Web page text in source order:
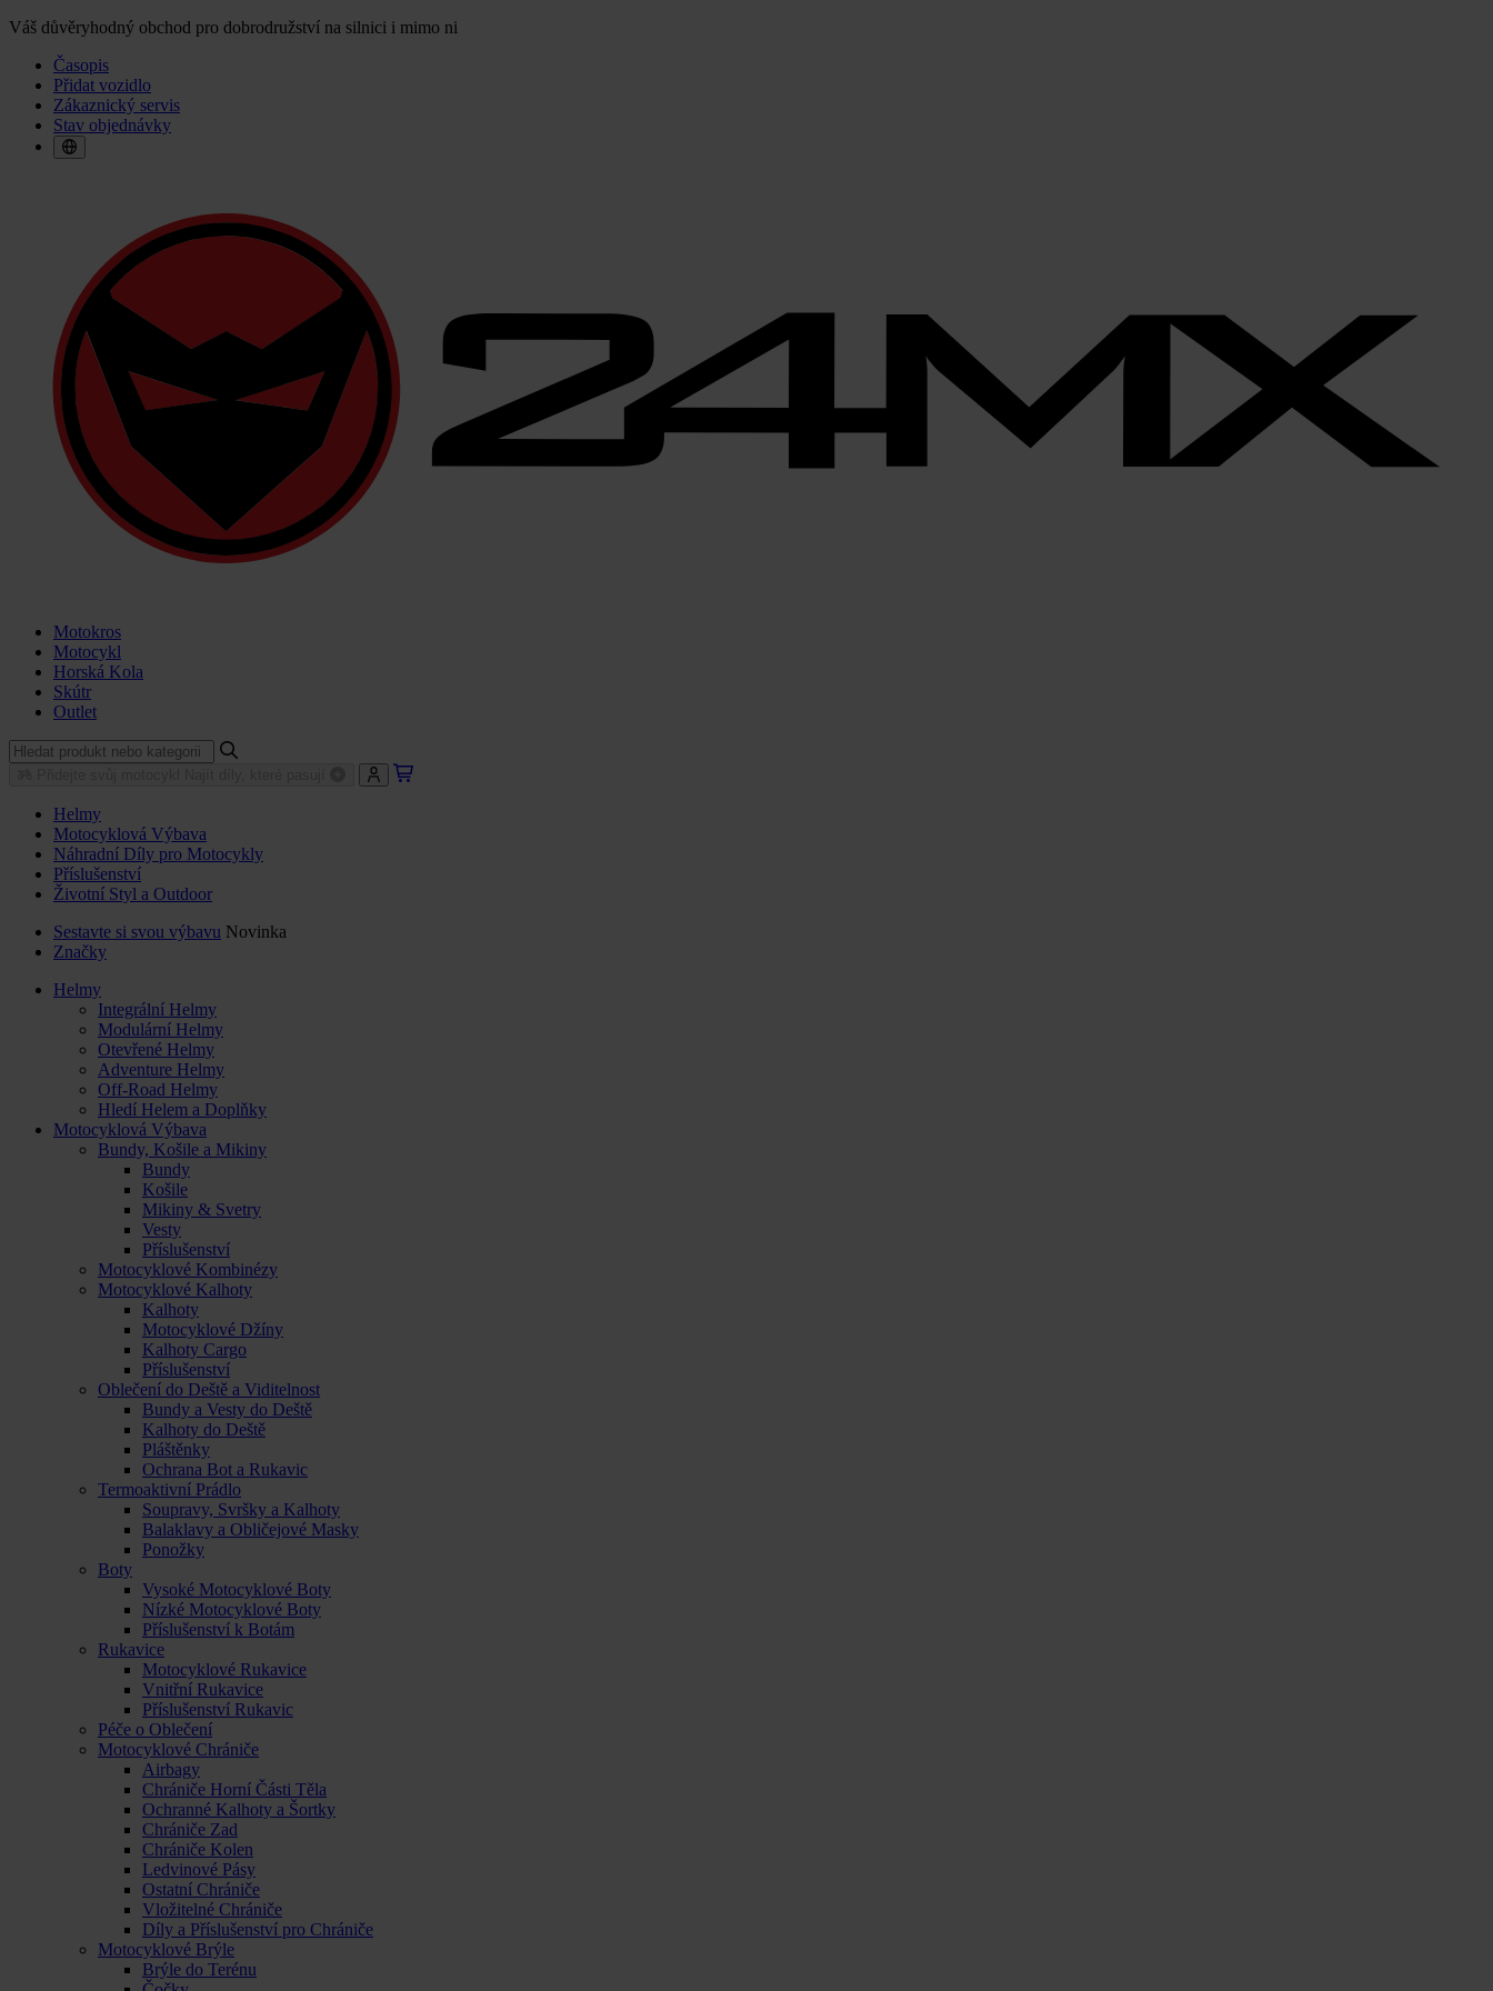
Váš důvěryhodný obchod pro dobrodružství na silnici i mimo ni
Časopis
Přidat vozidlo
Zákaznický servis
Stav objednávky
Motokros
Motocykl
Horská Kola
Skútr
Outlet
Helmy
Motocyklová Výbava
Náhradní Díly pro Motocykly
Příslušenství
Životní Styl a Outdoor
Sestavte si svou výbavu Novinka
Značky
Helmy
Integrální Helmy
Modulární Helmy
Otevřené Helmy
Adventure Helmy
Off-Road Helmy
Hledí Helem a Doplňky
Motocyklová Výbava
Bundy, Košile a Mikiny
Bundy
Košile
Mikiny & Svetry
Vesty
Příslušenství
Motocyklové Kombinézy
Motocyklové Kalhoty
Kalhoty
Motocyklové Džíny
Kalhoty Cargo
Příslušenství
Oblečení do Deště a Viditelnost
Bundy a Vesty do Deště
Kalhoty do Deště
Pláštěnky
Ochrana Bot a Rukavic
Termoaktivní Prádlo
Soupravy, Svršky a Kalhoty
Balaklavy a Obličejové Masky
Ponožky
Boty
Vysoké Motocyklové Boty
Nízké Motocyklové Boty
Příslušenství k Botám
Rukavice
Motocyklové Rukavice
Vnitřní Rukavice
Příslušenství Rukavic
Péče o Oblečení
Motocyklové Chrániče
Airbagy
Chrániče Horní Části Těla
Ochranné Kalhoty a Šortky
Chrániče Zad
Chrániče Kolen
Ledvinové Pásy
Ostatní Chrániče
Vložitelné Chrániče
Díly a Příslušenství pro Chrániče
Motocyklové Brýle
Brýle do Terénu